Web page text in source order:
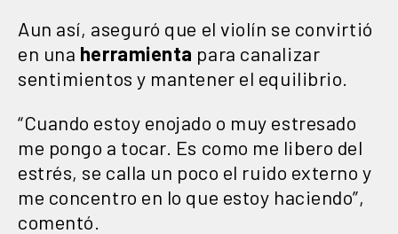
Aun así, aseguró que el violín se convirtió
en una herramienta para canalizar
sentimientos y mantener el equilibrio.
“Cuando estoy enojado o muy estresado
me pongo a tocar. Es como me libero del
estrés, se calla un poco el ruido externo y
me concentro en lo que estoy haciendo”,
comentó.